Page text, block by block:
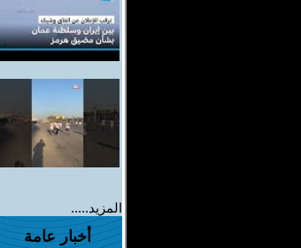
المزيد.....
أخبار عامة